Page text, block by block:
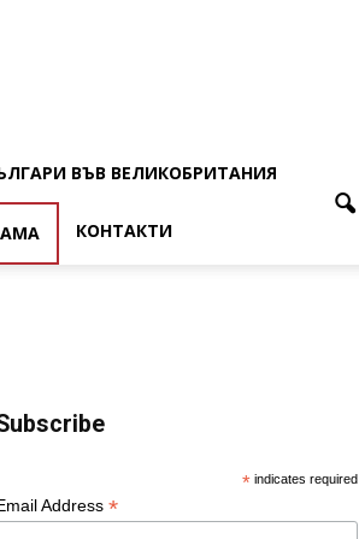
ВЪВ ВЕЛИКОБРИТАНИЯ
КОНТАКТИ
* indicates required
Address *